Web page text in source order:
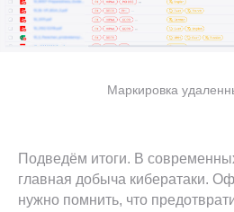
Маркировка
Подведём итоги. В
главная добыча кибератаки.
нужно помнить, что